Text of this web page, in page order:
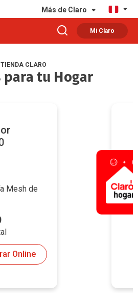
Más de Claro
Mi Claro
TIENDA CLARO
para tu Hogar
Mesh de
Online